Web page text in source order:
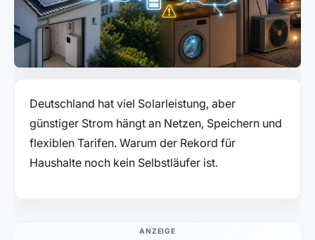
Deutschland hat viel Solarleistung, aber
günstiger Strom hängt an Netzen, Speichern und
flexiblen Tarifen. Warum der Rekord für
Haushalte noch kein Selbstläufer ist.
ANZEIGE